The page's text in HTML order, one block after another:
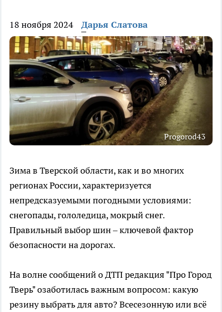
18 ноября 2024 Дарья Слатова
Progorod43
Зима в Тверской области, как и во многих
регионах России, характеризуется
непредсказуемыми погодными условиями:
снегопады, гололедица, мокрый снег.
Правильный выбор шин – ключевой фактор
безопасности на дорогах.
На волне сообщений о ДТП редакция "Про Город
Тверь" озаботилась важным вопросом: какую
резину выбрать для авто? Всесезонную или всё